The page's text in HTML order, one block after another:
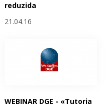
reduzida
21.04.16
WEBINAR DGE - «Tutoria